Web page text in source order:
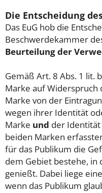
Die Entscheidung
Das EuG hob die
Beschwerdekammer
Beurteilung der
Gemäß Art. 8 Abs. 1 lit.
Marke auf Widerspruch
Marke von der
wegen ihrer Identität
Marke und der
beiden Marken
für das Publikum die
dem Gebiet bestehe, in
genießt. Dabei liege
wenn das Publikum